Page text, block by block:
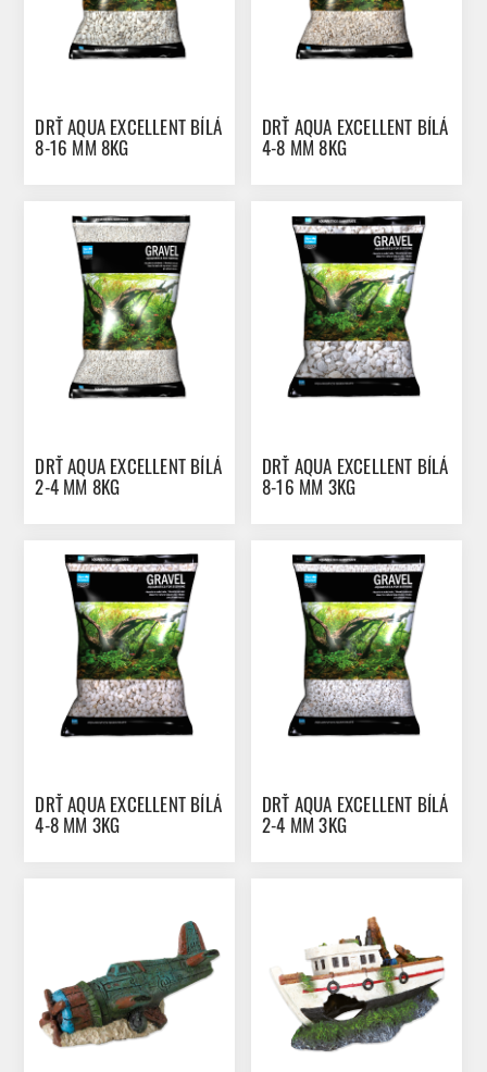
DRŤ AQUA EXCELLENT BÍLÁ
8-16 MM 8KG
DRŤ AQUA EXCELLENT BÍLÁ
4-8 MM 8KG
DRŤ AQUA EXCELLENT BÍLÁ
2-4 MM 8KG
DRŤ AQUA EXCELLENT BÍLÁ
8-16 MM 3KG
DRŤ AQUA EXCELLENT BÍLÁ
4-8 MM 3KG
DRŤ AQUA EXCELLENT BÍLÁ
2-4 MM 3KG